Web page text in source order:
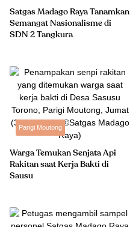
Satgas Madago Raya Tanamkan
Semangat Nasionalisme di
SDN 2 Tangkura
Parigi Moutong
Warga Temukan Senjata Api
Rakitan saat Kerja Bakti di
Sausu